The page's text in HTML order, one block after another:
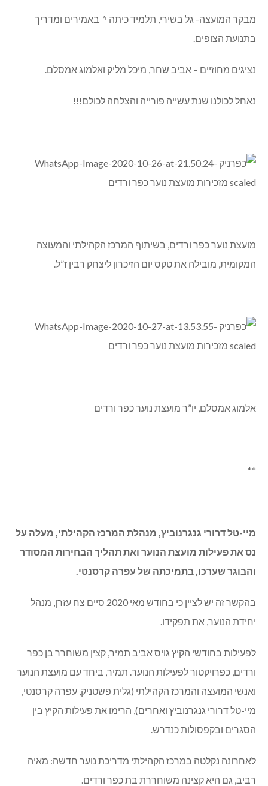
מבקר המועצה- גל בשירי, תלמיד כיתה י’ באמירים ומדריך
בתנועת הצופים.
נציגים מחוזיים – אביב שחר, מיכל מליק ואלמוג אמסלם.
נאחל לכולנו שנת עשייה פורייה והצלחה לכולם!!!
מועצת נוער כפר ורדים, בשיתוף המרכז הקהילתי והמעוצה
המקומית, מובילה את טקס יום הזיכרון ליצחק רבין ז”ל.
אלמוג אמסלם, יו”ר מועצת נוער כפר ורדים
**
מיי-טל דרורי גנגרנוביץ, מנהלת המרכז הקהילתי, מעלה על
נס את פעילות מועצת הנוער ואת תהליך הבחירות המסודר
והבוגר שערכו, בתמיכתה של עפרה קרסנטי.
בהקשר זה יש לציין כי בחודש מאי 2020 סיים צח עזרן, מנהל
יחידת הנוער, את תפקידו.
לפעילות בחודשי הקיץ גויס אביב תמיר, קצין משוחרר בן כפר
ורדים, כפרויקטור לפעילות הנוער. תמיר, ביחד עם מועצת הנוער
ואנשי המועצה והמרכז הקהילתי (גלית פשטניק, עפרה קרסנטי,
מיי-טל דרורי גנגרנוביץ ואחרים), הרימו את פעילות הקיץ בין
הסגרים ובקפסולות כנדרש.
לאחרונה נקלטה במרכז הקהילתי מדריכת נוער חדשה: מאיה
רביב, גם היא קצינה משוחררת בת כפר ורדים.